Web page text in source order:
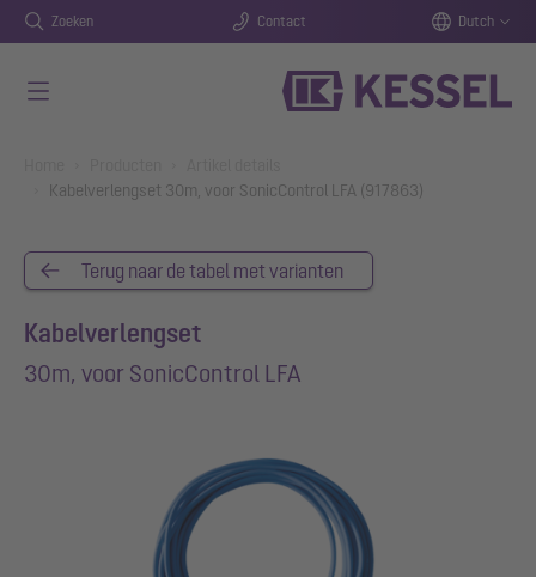
Zoeken Contact Dutch
Kabelverlengset 30m, voor SonicControl LFA (917863)
Terug naar de tabel met varianten
Kabelverlengset
30m, voor SonicControl LFA